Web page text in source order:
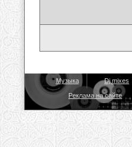
Музыка Dj mixes
Реклама на сайте